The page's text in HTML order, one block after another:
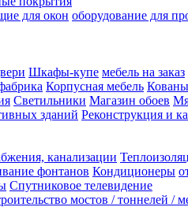
для окон оборудование для
Шкафы-купе мебель на заказ
Корпусная мебель
Светильники Магазин обоев
зданий Реконструкция и
канализации
фонтанов Кондиционеры
Спутниковое телевидение
мостов / тоннелей /